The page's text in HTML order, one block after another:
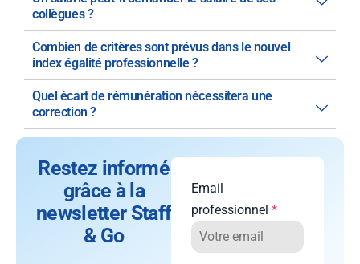
collègues ?
Combien de critères sont prévus dans le nouvel
index égalité professionnelle ?
Quel écart de rémunération nécessitera une
correction ?
Restez informé
grâce à la
newsletter Staff
& Go
Email
professionnel*